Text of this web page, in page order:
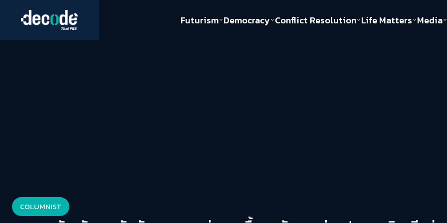
Futurism Democracy Conflict Resolution Life Matters Media
COLUMNIST